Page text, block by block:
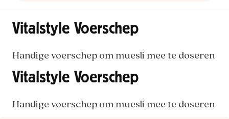
Vitalstyle Voerschep
Handige voerschep om muesli mee te doseren
Vitalstyle Voerschep
Handige voerschep om muesli mee te doseren